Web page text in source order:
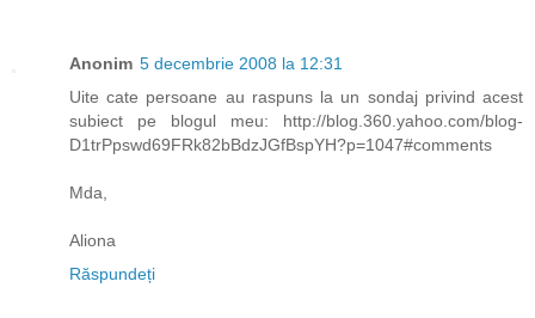
Anonim 5 decembrie 2008 la 12:31
Uite cate persoane au raspuns la un sondaj privind acest
subiect pe blogul meu: http://blog.360.yahoo.com/blog-
D1trPpswd69FRk82bBdzJGfBspYH?p=1047#comments
Mda,
Aliona
Răspundeți